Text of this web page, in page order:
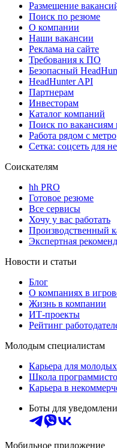
Размещение
Поиск по резюме
О компании
Наши вакансии
Реклама на сайте
Требования к ПО
Безопасный
HeadHunter API
Партнерам
Инвесторам
Каталог компаний
Поиск по вакансиям
Работа рядом с метро
Сетка: соцсеть для
Соискателям
hh PRO
Готовое резюме
Все сервисы
Хочу у вас работать
Производственный
Экспертная
Новости и статьи
Блог
О компаниях в
Жизнь в компании
ИТ-проекты
Рейтинг
Молодым специалистам
Карьера для
Школа
Карьера в
Боты для
Мобильное приложение